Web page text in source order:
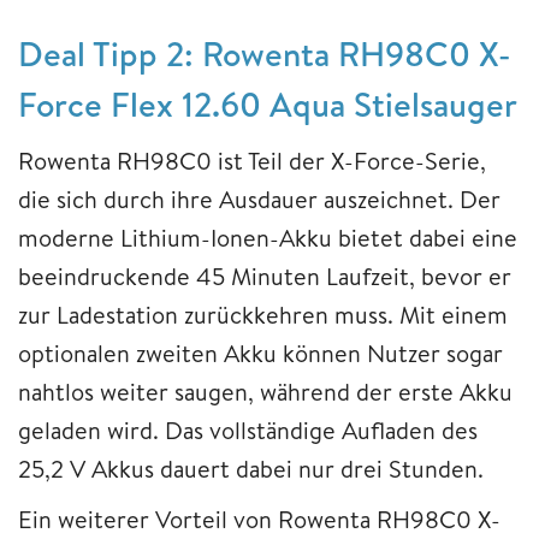
Deal Tipp 2: Rowenta RH98C0 X-
Force Flex 12.60 Aqua Stielsauger
Rowenta RH98C0 ist Teil der X-Force-Serie,
die sich durch ihre Ausdauer auszeichnet. Der
moderne Lithium-Ionen-Akku bietet dabei eine
beeindruckende 45 Minuten Laufzeit, bevor er
zur Ladestation zurückkehren muss. Mit einem
optionalen zweiten Akku können Nutzer sogar
nahtlos weiter saugen, während der erste Akku
geladen wird. Das vollständige Aufladen des
25,2 V Akkus dauert dabei nur drei Stunden.
Ein weiterer Vorteil von Rowenta RH98C0 X-